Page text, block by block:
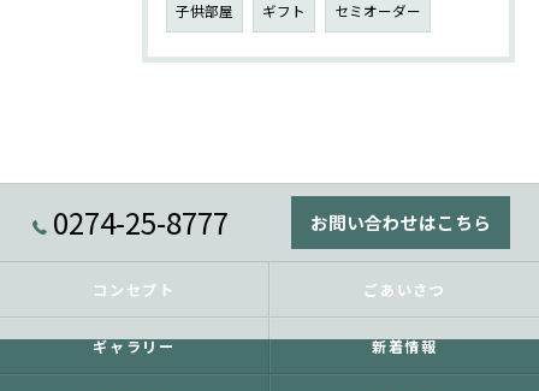
子供部屋 ギフト セミオーダー
0274-25-8777 お問い合わせはこちら
コンセプト ごあいさつ
ギャラリー 新着情報